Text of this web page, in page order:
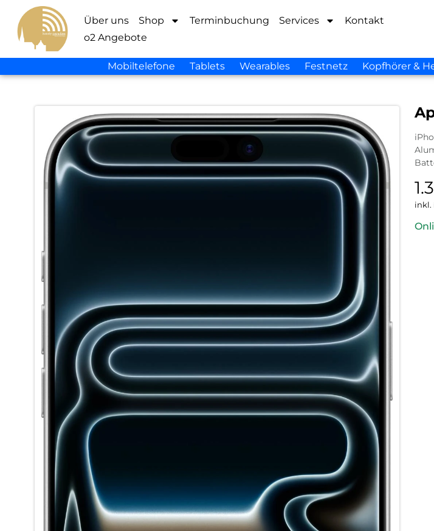
Über uns Shop Terminbuchung Services
Kontakt
o2 Angebote
Mobiltelefone Tablets Wearables Festnetz Kopfhörer &
inkl.